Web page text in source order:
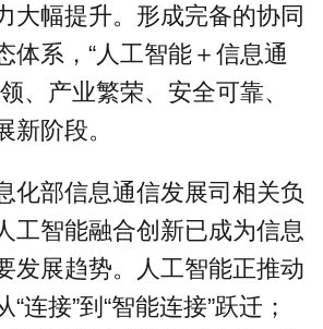
大幅提升。形成完备的协同
体系，“人工智能＋信息通
、产业繁荣、安全可靠、
新阶段。
化部信息通信发展司相关负
工智能融合创新已成为信息
发展趋势。人工智能正推动
连接”到“智能连接”跃迁；